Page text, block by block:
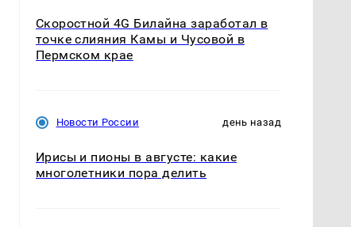
Скоростной 4G Билайна заработал в
точке слияния Камы и Чусовой в
Пермском крае
Новости России день назад
Ирисы и пионы в августе: какие
многолетники пора делить